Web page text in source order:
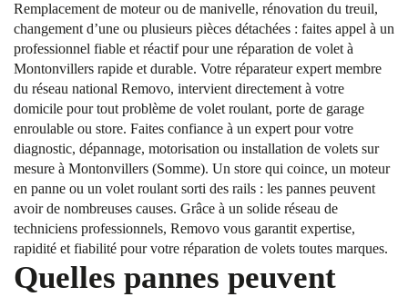
Remplacement de moteur ou de manivelle, rénovation du treuil,
changement d’une ou plusieurs pièces détachées : faites appel à un
professionnel fiable et réactif pour une réparation de volet à
Montonvillers rapide et durable. Votre réparateur expert membre
du réseau national Removo, intervient directement à votre
domicile pour tout problème de volet roulant, porte de garage
enroulable ou store. Faites confiance à un expert pour votre
diagnostic, dépannage, motorisation ou installation de volets sur
mesure à Montonvillers (Somme). Un store qui coince, un moteur
en panne ou un volet roulant sorti des rails : les pannes peuvent
avoir de nombreuses causes. Grâce à un solide réseau de
techniciens professionnels, Removo vous garantit expertise,
rapidité et fiabilité pour votre réparation de volets toutes marques.
Quelles pannes peuvent